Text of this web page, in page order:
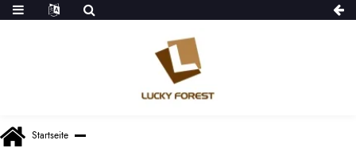
Startseite